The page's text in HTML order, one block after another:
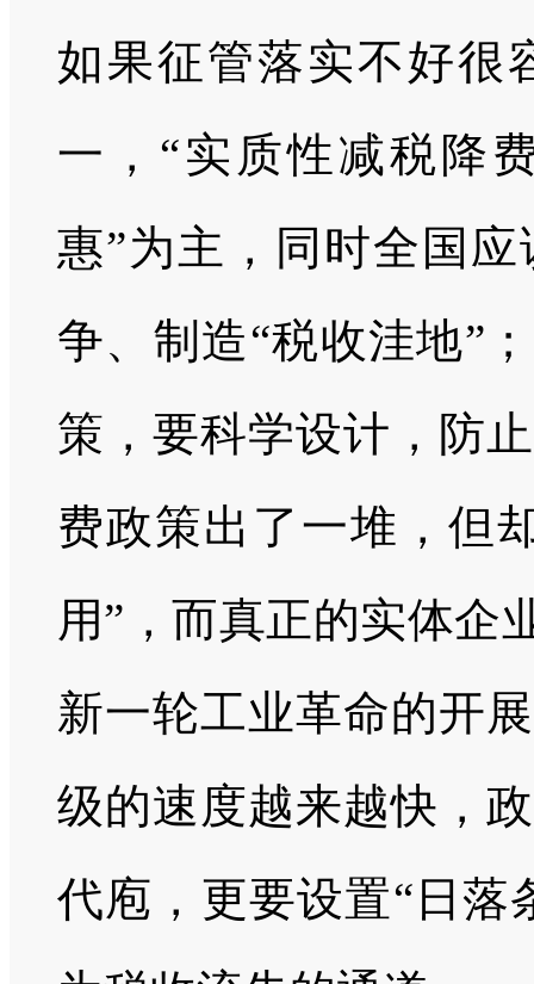
如果征管落实不好很
一，“实质性减税降
惠”为主，同时全国
争、制造“税收洼地”
策，要科学设计，防
费政策出了一堆，但
用”，而真正的实体企
新一轮工业革命的开
级的速度越来越快，
代庖，更要设置“日落